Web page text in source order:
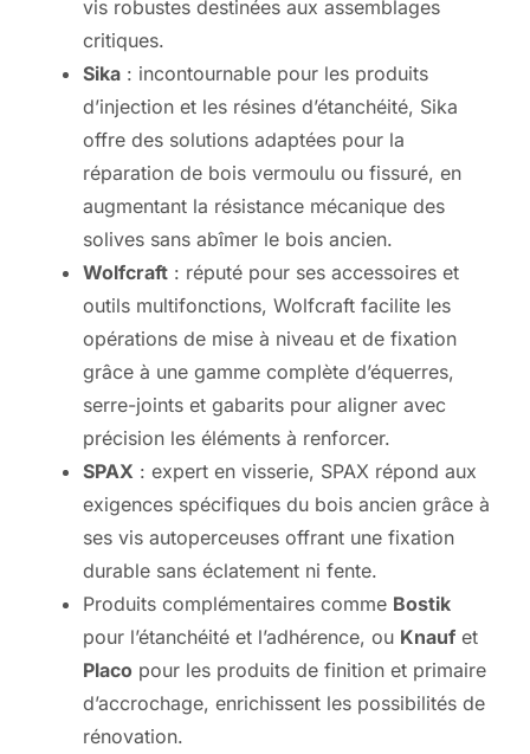
vis robustes destinées aux assemblages
critiques.
Sika : incontournable pour les produits
d’injection et les résines d’étanchéité, Sika
offre des solutions adaptées pour la
réparation de bois vermoulu ou fissuré, en
augmentant la résistance mécanique des
solives sans abîmer le bois ancien.
Wolfcraft : réputé pour ses accessoires et
outils multifonctions, Wolfcraft facilite les
opérations de mise à niveau et de fixation
grâce à une gamme complète d’équerres,
serre-joints et gabarits pour aligner avec
précision les éléments à renforcer.
SPAX : expert en visserie, SPAX répond aux
exigences spécifiques du bois ancien grâce à
ses vis autoperceuses offrant une fixation
durable sans éclatement ni fente.
Produits complémentaires comme Bostik
pour l’étanchéité et l’adhérence, ou Knauf et
Placo pour les produits de finition et primaire
d’accrochage, enrichissent les possibilités de
rénovation.